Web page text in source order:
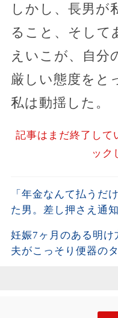
しかし、長男が
ること、そして
えいこが、自分
厳しい態度をと
私は動揺した。
記事はまだ終了して
ック
「年金なんて払うだ
た男。差し押さえ通
妊娠7ヶ月のある明け
夫がこっそり便器の
は声も出せず凍りつ